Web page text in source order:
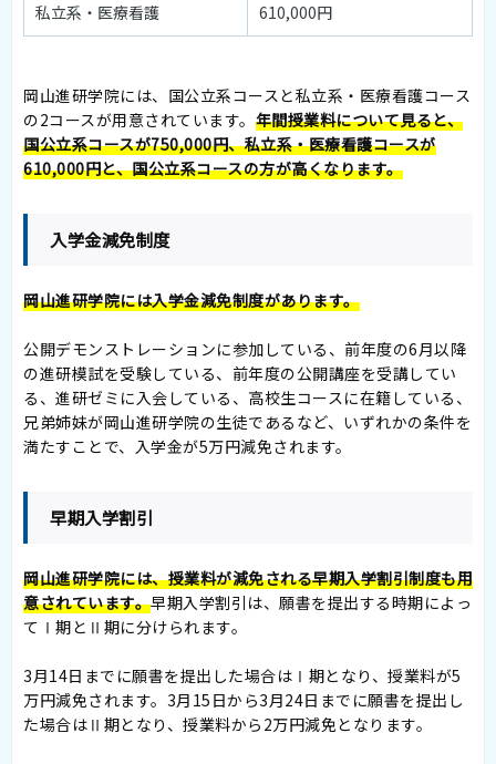
私立系・医療看護 610,000円
岡山進研学院には、国公立系コースと私立系・医療看護コース
の2コースが用意されています。 年間授業料について見ると、
国公立系コースが750,000円、私立系・医療看護コースが
610,000円と、国公立系コースの方が高くなります。
入学金減免制度
岡山進研学院には入学金減免制度があります。
公開デモンストレーションに参加している、前年度の6月以降
の進研模試を受験している、前年度の公開講座を受講してい
る、進研ゼミに入会している、高校生コースに在籍している、
兄弟姉妹が岡山進研学院の生徒であるなど、いずれかの条件を
満たすことで、入学金が5万円減免されます。
早期入学割引
岡山進研学院には、授業料が減免される早期入学割引制度も用
意されています。早期入学割引は、願書を提出する時期によっ
てⅠ期とⅡ期に分けられます。
3月14日までに願書を提出した場合はⅠ期となり、授業料が5
万円減免されます。3月15日から3月24日までに願書を提出し
た場合はⅡ期となり、授業料から2万円減免となります。